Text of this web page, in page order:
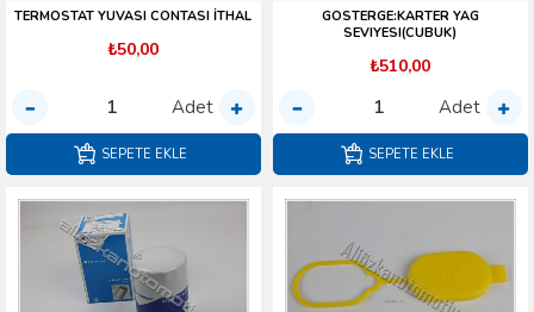
TERMOSTAT YUVASI CONTASI İTHAL
₺50,00
Adet
SEPETE EKLE
GOSTERGE:KARTER YAG
SEVIYESI(CUBUK)
₺510,00
Adet
SEPETE EKLE